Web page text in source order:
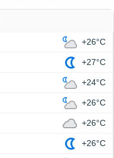
+26°C
+27°C
+24°C
+26°C
+26°C
+26°C